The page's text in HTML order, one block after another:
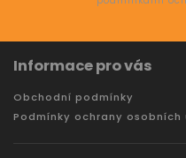
Informace pro vás
Obchodní podmínky
Podmínky ochrany osobních